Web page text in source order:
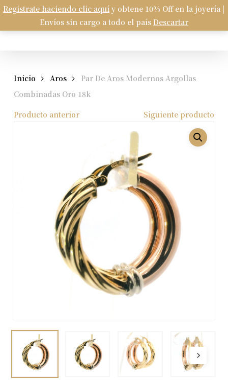
Registrate haciendo clic aquí y obtene 10% Off en la joyería |
Envíos sin cargo a todo el país Descartar
Skip
main
search
Carrito Cart
Inicio Aros
Par De Aros Modernos Argollas
Combinadas Oro 18k
Producto anterior
Siguiente producto